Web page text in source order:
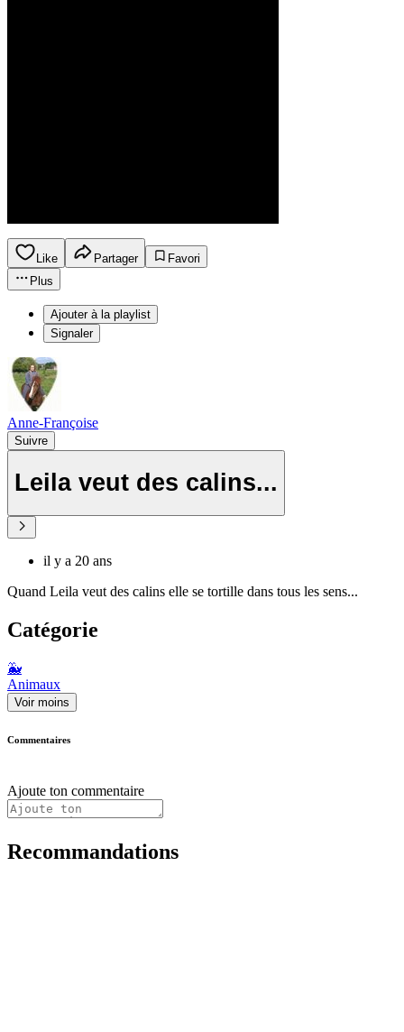
Like Partager
Favori
Plus
Ajouter à la playlist
Signaler
Anne-Françoise
Suivre
Leila veut des calins...
il y a 20 ans
Quand Leila veut des calins elle se tortille dans tous les sens...
Catégorie
🐳
Animaux
Voir moins
Commentaires
Ajoute ton commentaire
Recommandations